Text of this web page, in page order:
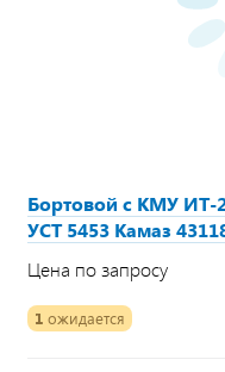
Бортовой с КМУ ИТ-
УСТ 5453 Камаз
Цена по запросу
1 ожидается